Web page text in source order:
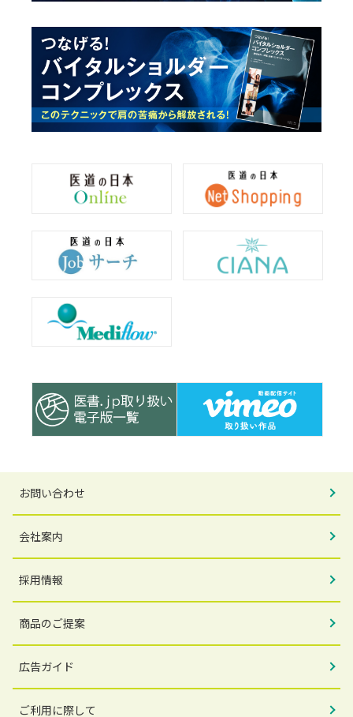
お問い合わせ
会社案内
採用情報
商品のご提案
広告ガイド
ご利用に際して